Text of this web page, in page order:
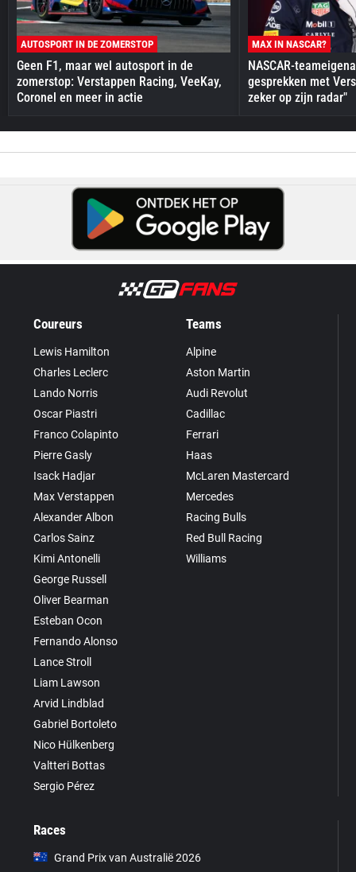
AUTOSPORT IN DE ZOMERSTOP
Geen F1, maar wel autosport in de
zomerstop: Verstappen Racing, VeeKay,
Coronel en meer in actie
MAX IN NASCAR?
NASCAR-
gesprekken met
zeker op zijn radar"
Coureurs
Lewis Hamilton
Charles Leclerc
Lando Norris
Oscar Piastri
Franco Colapinto
Pierre Gasly
Isack Hadjar
Max Verstappen
Alexander Albon
Carlos Sainz
Kimi Antonelli
George Russell
Oliver Bearman
Esteban Ocon
Fernando Alonso
Lance Stroll
Liam Lawson
Arvid Lindblad
Gabriel Bortoleto
Nico Hülkenberg
Valtteri Bottas
Sergio Pérez
Teams
Alpine
Aston Martin
Audi Revolut
Cadillac
Ferrari
Haas
McLaren Mastercard
Mercedes
Racing Bulls
Red Bull Racing
Williams
Races
Grand Prix van Australië 2026